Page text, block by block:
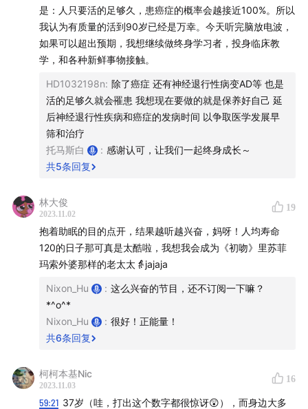
注四种疾病
- 两百年人类寿命怎么从40岁延伸到80多？（这一
段观点引用友台“科技早知道”：
聊硅谷大佬换血返童靠不靠谱，致谢）
- 基因测序和安吉丽娜-朱莉的乳腺有什么关系？
- Apple Watch 进化，发现主播心动过缓的故事
35:50 - 不同学习500种疾病，只需要预防四大死因！
Part4：不可避免要活这么久，我们应该做好哪些准备？
- 今老人状态不可与过去同日而语,更加健康。
49:16
- 为什么80岁退休不一定是坏事？
是：人只要活的足够久，患癌症的概率会越接近100%。所以
我认为有质量的活到90岁已经是万幸。今天听完脑放电波，
如果可以超出预期，我想继续做终身学习者，投身临床教
学，和各种新鲜事物接触。
HD1032198n: 除了癌症 还有神经退行性病变AD等 也是
活的足够久就会罹患 我想现在要做的就是保养好自己 延
后神经退行性疾病和癌症的发病时间 以争取医学发展早
筛和治疗
托马斯白
: 感谢认可，让我们一起终身成长～
共5条回复
林大俊
2023.11.02
19
抱着助眠的目的点开，结果越听越兴奋，妈呀！人均寿命
120的日子那可真是太酷啦，我想我会成为《初吻》里苏菲
玛索外婆那样的老太太👵jajaja
Nixon_Hu : 这么兴奋的节目，还不订阅一下嘛？
*^o^*
Nixon_Hu
: 很好！正能量！
共6条回复
柯柯本基Nic
2023.11.03
16
59:21 37岁（哇，打出这个数字都很惊讶😲），而身边大多